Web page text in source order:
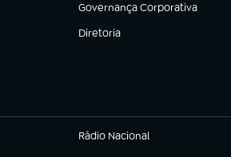
Governança Corporativa
(abre em nova aba)
Diretoria
(abre em nova aba)
Rádio Nacional